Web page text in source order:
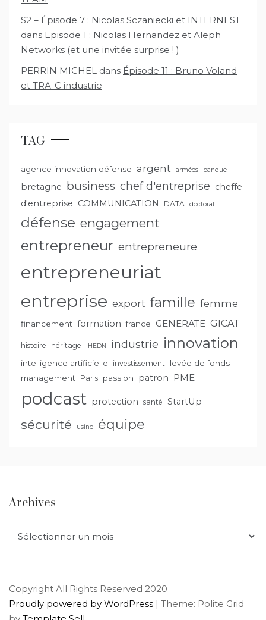
S2 – Épisode 7 : Nicolas Sczaniecki et INTERNEST
dans Episode 1 : Nicolas Hernandez et Aleph
Networks (et une invitée surprise ! )
PERRIN MICHEL dans Épisode 11 : Bruno Voland
et TRA-C industrie
TAG
agence innovation défense argent armées banque
bretagne business chef d'entreprise cheffe
d'entreprise COMMUNICATION DATA doctorat
défense engagement
entrepreneur entrepreneure
entrepreneuriat
entreprise export famille femme
financement formation france GENERATE GICAT
histoire héritage IHEDN industrie innovation
intelligence artificielle investissement
levée de fonds
management
Paris passion patron PME
podcast protection santé StartUp
sécurité usine équipe
Archives
Copyright All Rights Reserved 2020
Proudly powered by WordPress | Theme: Polite Grid